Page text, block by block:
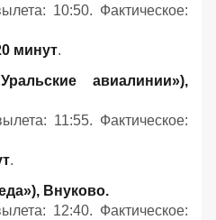
10:50. Фактическое:
минут.
авиалинии»),
11:55. Фактическое:
.
Внуково.
12:40. Фактическое: